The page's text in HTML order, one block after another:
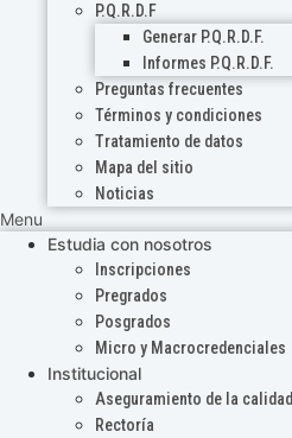
P.Q.R.D.F
Generar P.Q.R.D.F.
Informes P.Q.R.D.F.
Preguntas frecuentes
Términos y condiciones
Tratamiento de datos
Mapa del sitio
Noticias
Menu
Estudia con nosotros
Inscripciones
Pregrados
Posgrados
Micro y Macrocredenciales
Institucional
Aseguramiento de la calidad
Rectoría